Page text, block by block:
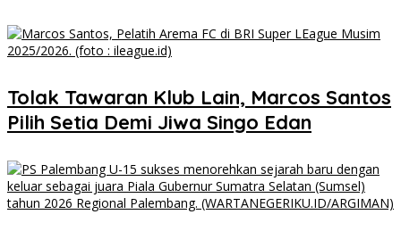
Tolak Tawaran Klub Lain, Marcos Santos
Pilih Setia Demi Jiwa Singo Edan